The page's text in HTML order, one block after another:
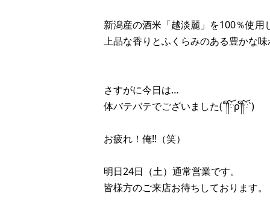
新潟産の酒米「越淡麗」を100％使用
上品な香りとふくらみのある豊かな
さすがに今日は…
体バテバテでございました(´༎ຶོρ༎ຶོ`)
お疲れ！俺‼︎（笑）
明日24日（土）通常営業です。
皆様方のご来店お待ちしております。